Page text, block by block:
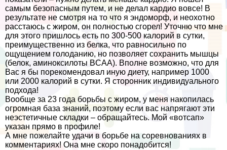
самым безопасным путем, и не делал кардио вовсе! В
результате не смотря на то что я эндоморф, и неохотно
расстаюсь с жиром, он полностью сгорел! Уточню что мне
для этого пришлось есть по 300-500 калорий в сутки,
преимущественно из белка, что равносильно по
ощущением голоданию, но позволяет сохранить мышцы
(белок, аминоксилоты BCAA). Вполне возможно, что для
Вас я бы порекомендовал иную диету, например 1000
или 2000 калорий в сутки. Я сторонник индивидуального
подхода!
Вообще за 23 года борьбы с жиром, у меня накопилась
огромная база знаний, поэтому если вас напрягают эти
неэстетичные складки – обращайтесь. Мой «вотсап»
указан прямо в профиле!
А мне пожелайте удачи в борьбе на соревнованиях в
комментариях! Она мне скоро понадобится!